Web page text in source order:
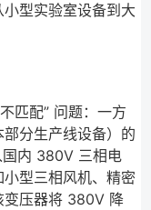
型实验室设备到大
匹配” 问题：一方
分生产线设备）的
内 380V 三相电
型三相风机、精密
变压器将 380V 降